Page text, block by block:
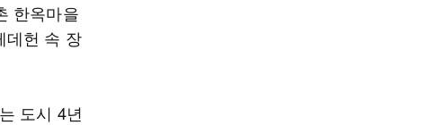
한옥마을
데헌 속 장
도시 4년